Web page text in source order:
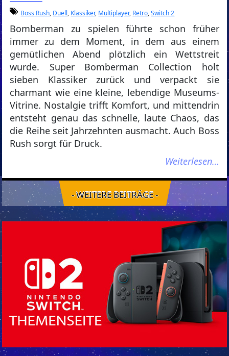
Boss Rush, Duell, Klassiker, Multiplayer, Retro,Switch 2
Bomberman zu spielen führte schon früher
immer zu dem Moment, in dem aus einem
gemütlichen Abend plötzlich ein Wettstreit
wurde. Super Bomberman Collection holt
sieben Klassiker zurück und verpackt sie
charmant wie eine kleine, lebendige Museums-
Vitrine. Nostalgie trifft Komfort, und mittendrin
entsteht genau das schnelle, laute Chaos, das
die Reihe seit Jahrzehnten ausmacht. Auch Boss
Rush sorgt für Druck.
Weiterlesen…
- WEITERE BEITRÄGE -